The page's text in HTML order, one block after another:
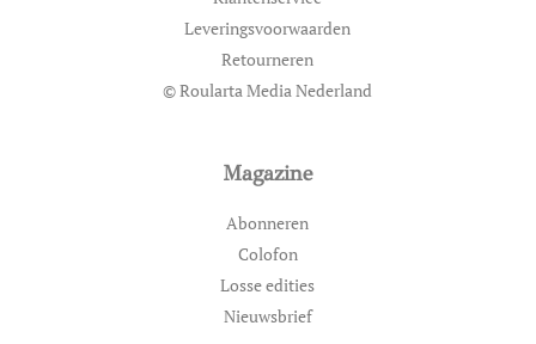
Leveringsvoorwaarden
Retourneren
© Roularta Media Nederland
Magazine
Abonneren
Colofon
Losse edities
Nieuwsbrief